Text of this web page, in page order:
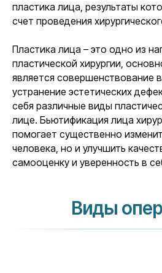
пластика лица, результаты
счет проведения
Пластика лица – это одно из
пластической хирургии,
является совершенствование
устранение эстетических
себя различные виды
лице. Бьютификация лица
помогает существенно
человека, но и улучшить
самооценку и уверенность в
Виды